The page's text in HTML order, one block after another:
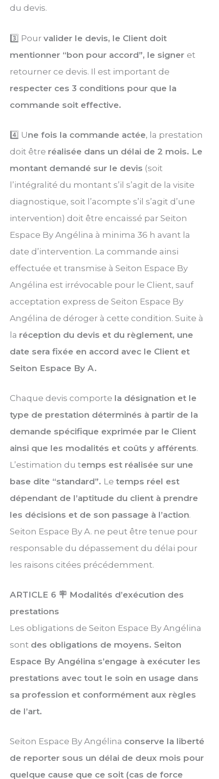
du devis.
3️⃣ Pour valider le devis, le Client doit
mentionner “bon pour accord”, le signer et
retourner ce devis. Il est important de
respecter ces 3 conditions pour que la
commande soit effective.
4️⃣ Une fois la commande actée, la prestation
doit être réalisée dans un délai de 2 mois. Le
montant demandé sur le devis (soit
l’intégralité du montant s’il s’agit de la visite
diagnostique, soit l’acompte s’il s’agit d’une
intervention) doit être encaissé par Seiton
Espace By Angélina à minima 36 h avant la
date d’intervention. La commande ainsi
effectuée et transmise à Seiton Espace By
Angélina est irrévocable pour le Client, sauf
acceptation express de Seiton Espace By
Angélina de déroger à cette condition. Suite à
la réception du devis et du règlement, une
date sera fixée en accord avec le Client et
Seiton Espace By A.
Chaque devis comporte la désignation et le
type de prestation déterminés à partir de la
demande spécifique exprimée par le Client
ainsi que les modalités et coûts y afférents.
L’estimation du temps est réalisée sur une
base dite “standard”. Le temps réel est
dépendant de l’aptitude du client à prendre
les décisions et de son passage à l’action.
Seiton Espace By A. ne peut être tenue pour
responsable du dépassement du délai pour
les raisons citées précédemment.
ARTICLE 6 🪧 Modalités d’exécution des
prestations
Les obligations de Seiton Espace By Angélina
sont des obligations de moyens. Seiton
Espace By Angélina s’engage à exécuter les
prestations avec tout le soin en usage dans
sa profession et conformément aux règles
de l’art.
Seiton Espace By Angélina conserve la liberté
de reporter sous un délai de deux mois pour
quelque cause que ce soit (cas de force